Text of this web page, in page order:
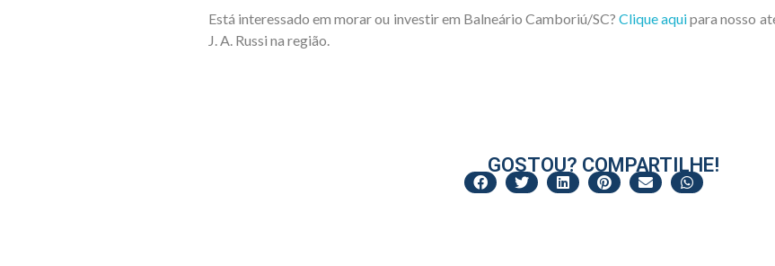
Está interessado em morar ou investir em Balneário Camboriú/SC?Clique aquipara nosso
J. A. Russi na região.
GOSTOU? COMPARTILHE!